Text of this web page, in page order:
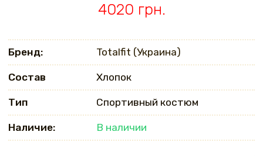
4020 грн.
Бренд: Totalfit (Украина)
Состав Хлопок
Тип Спортивный костюм
Наличие: В наличии